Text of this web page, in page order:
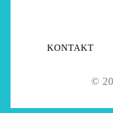
KONTAKT
©